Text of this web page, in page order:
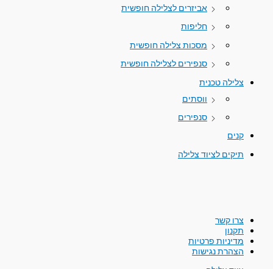
אביזרים לצלילה חופשית
חליפות
מסכות צלילה חופשית
סנפירים לצלילה חופשית
צלילה טכנית
ווסתים
סנפירים
קנים
תיקים לציוד צלילה
צרו קשר
תקנון
מדיניות פרטיות
הצהרת נגישות